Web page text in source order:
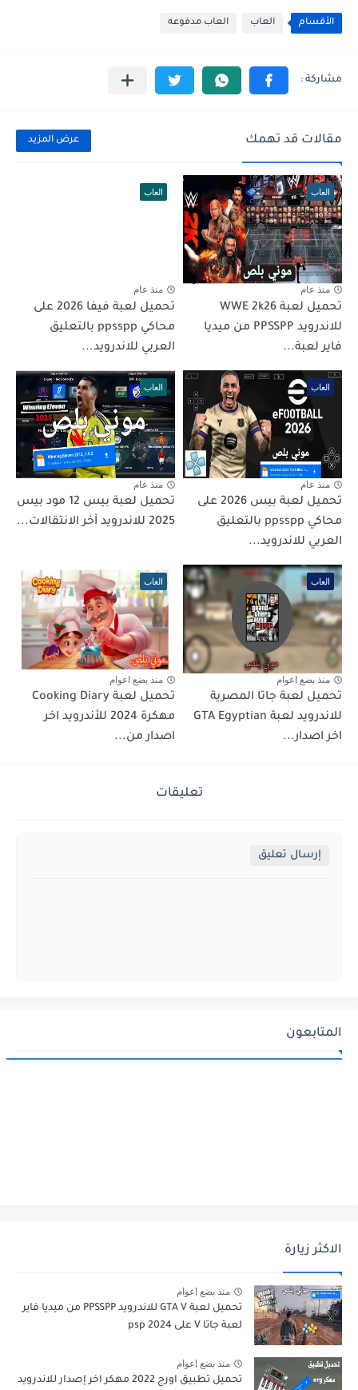
الأقسام العاب العاب مدفوعه
مقالات قد تهمك عرض المزيد
العاب
منذ عام
تحميل لعبة WWE 2k26
للاندرويد PPSSPP من ميديا
فاير لعبة...
العاب
منذ عام
تحميل لعبة فيفا 2026 على
محاكي ppsspp بالتعليق
العربي للاندرويد...
العاب
منذ عام
تحميل لعبة بيس 2026 على
محاكي ppsspp بالتعليق
العربي للاندرويد...
العاب
منذ عام
تحميل لعبة بيس 12 مود بيس
2025 للاندرويد آخر الانتقالات...
العاب
منذ بضع اعوام
تحميل لعبة جاتا المصرية
للاندرويد لعبة GTA Egyptian
اخر اصدار...
العاب
منذ بضع اعوام
تحميل لعبة Cooking Diary
مهكرة 2024 للأندرويد اخر
اصدار من...
تعليقات
إرسال تعليق
المتابعون
الاكثر زيارة
منذ بضع اعوام
تحميل لعبة GTA V للاندرويد PPSSPP من ميديا فاير
لعبة جاتا V على psp 2024
منذ بضع اعوام
تحميل تطبيق اورج 2022 مهكر اخر إصدار للاندرويد